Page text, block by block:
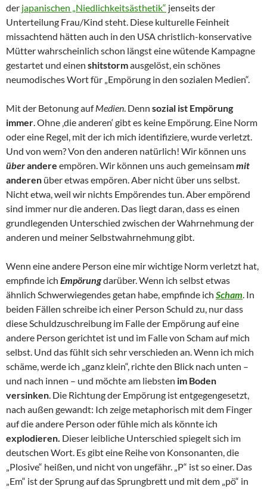
der japanischen „Niedlichkeitsästhetik“ jenseits der
Unterteilung Frau/Kind steht. Diese kulturelle Feinheit
missachtend hätten auch in den USA christlich-konservative
Mütter wahrscheinlich schon längst eine wütende Kampagne
gestartet und einen shitstormausgelöst, ein schönes
neumodisches Wort für „Empörung in den sozialen Medien“.
Mit der Betonung aufMedien. Denn sozial ist Empörung
immer. Ohne ‚die anderen‘ gibt es keine Empörung. Eine Norm
oder eine Regel, mit der ich mich identifiziere, wurde verletzt.
Und von wem? Von den anderen natürlich! Wir können uns
überandere empören. Wir können uns auch gemeinsammit
anderen über etwas empören. Aber nicht über uns selbst.
Nicht etwa, weil wir nichts Empörendes tun. Aber empörend
sind immer nur die anderen. Das liegt daran, dass es einen
grundlegenden Unterschied zwischen der Wahrnehmung der
anderen und meiner Selbstwahrnehmung gibt.
Wenn eine andere Person eine mir wichtige Norm verletzt hat,
empfinde ich Empörungdarüber. Wenn ich selbst etwas
ähnlich Schwerwiegendes getan habe, empfinde ich Scham. In
beiden Fällen schreibe ich einer Person Schuld zu, nur dass
diese Schuldzuschreibung im Falle der Empörung auf eine
andere Person gerichtet ist und im Falle von Scham auf mich
selbst. Und das fühlt sich sehr verschieden an. Wenn ich mich
schäme, werde ich „ganz klein“, richte den Blick nach unten –
und nach innen – und möchte am liebsten im Boden
versinken. Die Richtung der Empörung ist entgegengesetzt,
nach außen gewandt: Ich zeige metaphorisch mit dem Finger
auf die andere Person oder fühle mich als könnte ich
explodieren. Dieser leibliche Unterschied spiegelt sich im
deutschen Wort. Es gibt eine Reihe von Konsonanten, die
„Plosive“ heißen, und nicht von ungefähr. „P“ ist so einer. Das
„Em“ ist der Sprung auf das Sprungbrett und mit dem „pö“ in